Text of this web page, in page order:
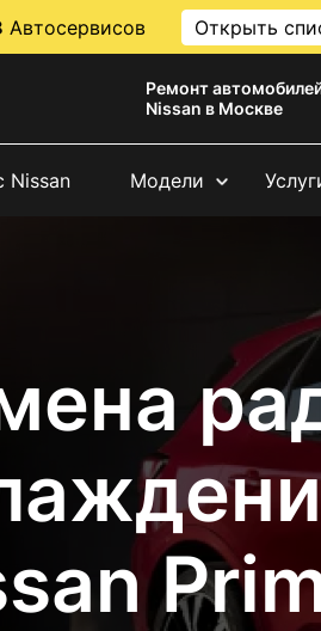
Автосервисов Открыть
Ремонт
Nissan в Москве
Nissan Модели